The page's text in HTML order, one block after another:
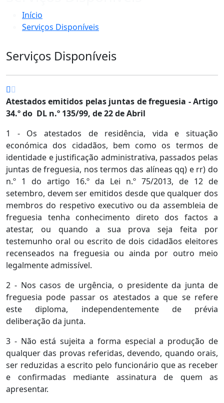
Início
Serviços Disponíveis
Serviços Disponíveis
Atestados emitidos pelas juntas de freguesia - Artigo
34.º do DL n.º 135/99, de 22 de Abril
1 - Os atestados de residência, vida e situação
económica dos cidadãos, bem como os termos de
identidade e justificação administrativa, passados pelas
juntas de freguesia, nos termos das alíneas qq) e rr) do
n.º 1 do artigo 16.º da Lei n.º 75/2013, de 12 de
setembro, devem ser emitidos desde que qualquer dos
membros do respetivo executivo ou da assembleia de
freguesia tenha conhecimento direto dos factos a
atestar, ou quando a sua prova seja feita por
testemunho oral ou escrito de dois cidadãos eleitores
recenseados na freguesia ou ainda por outro meio
legalmente admissível.
2 - Nos casos de urgência, o presidente da junta de
freguesia pode passar os atestados a que se refere
este diploma, independentemente de prévia
deliberação da junta.
3 - Não está sujeita a forma especial a produção de
qualquer das provas referidas, devendo, quando orais,
ser reduzidas a escrito pelo funcionário que as receber
e confirmadas mediante assinatura de quem as
apresentar.